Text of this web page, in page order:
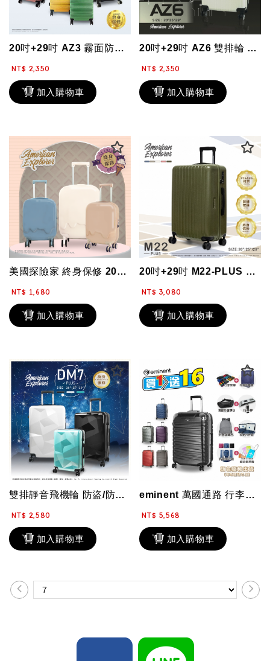
20吋+29吋 AZ3 霧面防刮 旅行箱 特賣 終身保修 行李箱 輕量 硬殼箱 ...
NT$ 2,350
加入購物車
20吋+29吋 AZ6 雙排輪 輕量 旅行箱 特賣 終身保修 行李箱 硬殼箱 霧...
NT$ 2,350
加入購物車
美國探險家 終身保修 20吋 行李箱 登機箱 冰淇淋 可愛 造型 鏡面 QT5 ...
NT$ 1,680
加入購物車
20吋+29吋 M22-PLUS 防盜/防爆拉鏈 雙排靜音大輪 行李箱組合 兩件...
NT$ 3,080
加入購物車
雙排靜音飛機輪 防盜/防爆拉鏈 20+29吋 DM7 PLUS 子母箱 TSA鎖...
NT$ 2,580
加入購物車
eminent 萬國通路 行李箱 28吋 旅行箱 9Q3 鋁框 霧面 雙排飛機大...
NT$ 5,568
加入購物車